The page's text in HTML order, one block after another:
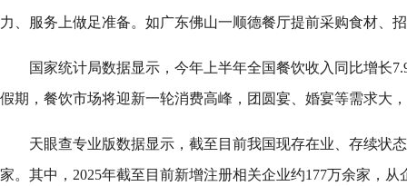
力、服务上做足准备。如广东佛山一顺德餐厅提前采购食材、
国家统计局数据显示，今年上半年全国餐饮收入同比增长
假期，餐饮市场将迎新一轮消费高峰，团圆宴、婚宴等需求大
天眼查专业版数据显示，截至目前我国现存在业、存续状
家。其中，2025年截至目前新增注册相关企业约177万余家，